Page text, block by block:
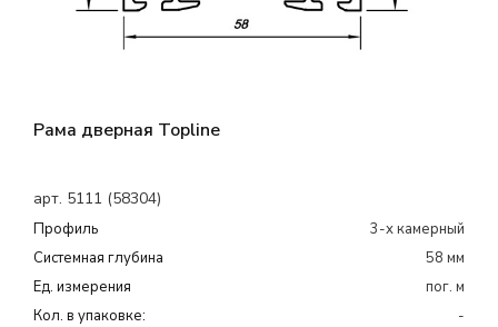
Рама дверная Topline
арт. 5111 (58304)
Профиль
3-х камерный
Системная глубина
58 мм
Ед. измерения
пог. м
Кол. в упаковке:
-